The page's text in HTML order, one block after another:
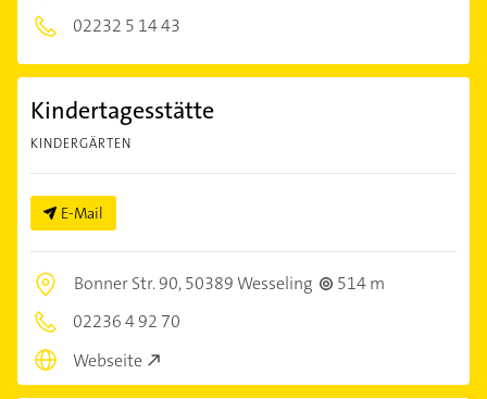
02232 5 14 43
Kindertagesstätte
KINDERGÄRTEN
E-Mail
Bonner Str. 90,50389 Wesseling
514 m
02236 4 92 70
Webseite